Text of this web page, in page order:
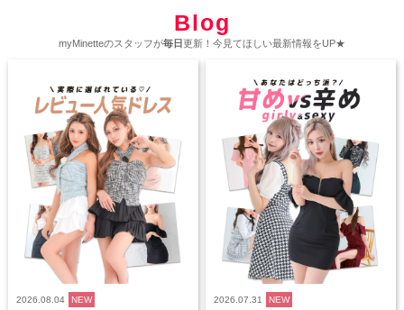
Blog
myMinetteのスタッフが毎日更新！今見てほしい最新情報をUP★
2026.08.04 NEW 2026.07.31 NEW